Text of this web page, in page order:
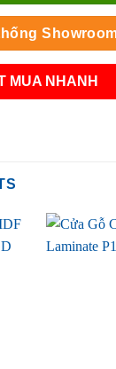
MUA NHANH